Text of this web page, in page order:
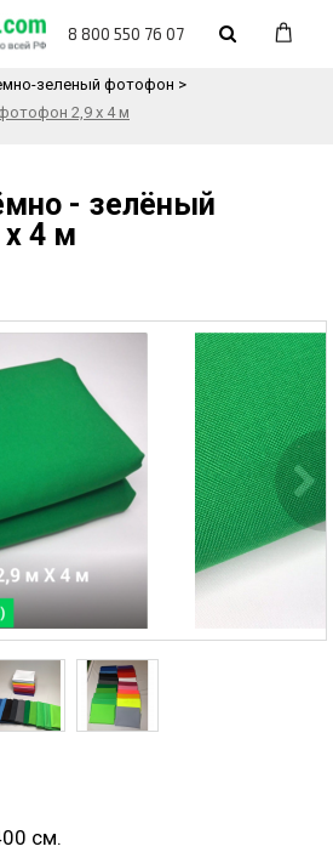
8 800 550 76 07
зеленый фотофон >
2,9 х 4 м
- зелёный
4 м
см.